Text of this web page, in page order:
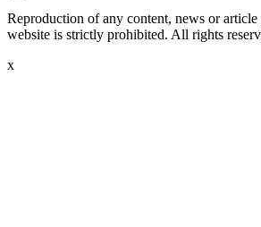
Reproduction of any content, news or
website is strictly prohibited. All rights
x